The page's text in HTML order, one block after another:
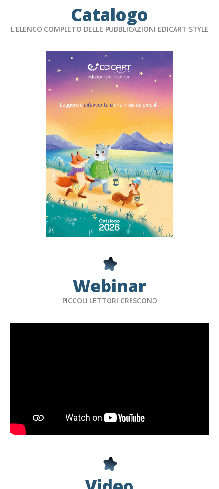
Webinar
PICCOLI LETTORI CRESCONO
Catalogo
L'ELENCO COMPLETO DELLE PUBBLICAZIONI EDICART STYLE